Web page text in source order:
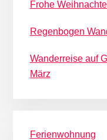
Frohe
Regenbogen
Wanderreise auf
März
Ferienwohnung